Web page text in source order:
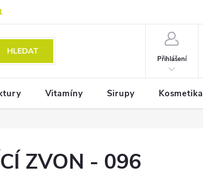
HLEDAT
Přihlášení
Vitamíny Sirupy Kosmetika
ZVON - 096